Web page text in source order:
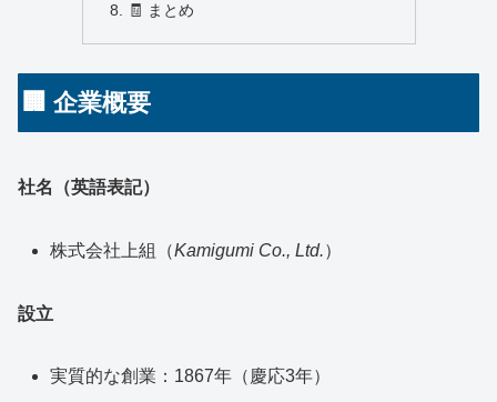
🧾 まとめ
🏢 企業概要
社名（英語表記）
株式会社上組（Kamigumi Co., Ltd.）
設立
実質的な創業：1867年（慶応3年）